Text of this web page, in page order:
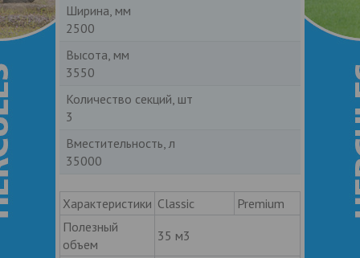
Ширина, мм
2500
Высота, мм
3550
Количество секций, шт
3
Вместительность, л
35000
Характеристики Classic
Premium
Полезный
объем
35 м3